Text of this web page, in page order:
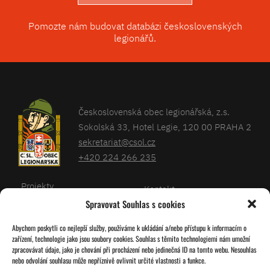
Spravovat Souhlas s cookies
Abychom poskytli co nejlepší služby, používáme k ukládání a/nebo přístupu k informacím o
zařízení, technologie jako jsou soubory cookies. Souhlas s těmito technologiemi nám umožní
zpracovávat údaje, jako je chování při procházení nebo jedinečná ID na tomto webu. Nesouhlas
nebo odvolání souhlasu může nepříznivě ovlivnit určité vlastnosti a funkce.
Pomozte nám budovat databázi československých
legionářů.
Československá obec legionářská, z.s.
Sokolská 33, Hotel Legie, 120 00 PRAHA 2
sekretariat@csol.cz
+420 224 266 235
Projekty
Kalendář
O nás
Kontakt
Databáze legionářů
Pro členy
Zásady cookies